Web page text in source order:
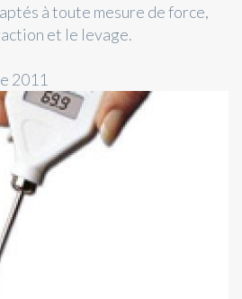
à toute mesure de force,
et le levage.
2011